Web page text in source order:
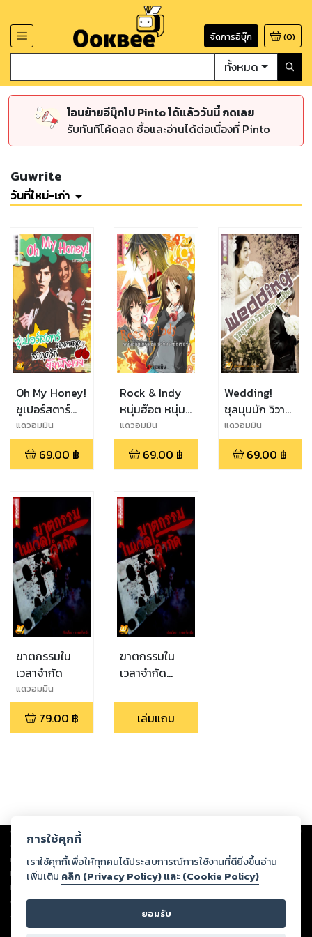
จัดการอีบุ๊ก (0)
ทั้งหมด
โอนย้ายอีบุ๊กไป Pinto ได้แล้ววันนี้ กดเลย
รับทันทีโค้ดลด ซื้อและอ่านได้ต่อเนื่องที่ Pinto
Guwrite
วันที่ใหม่-เก่า
Oh My Honey!
ซูเปอร์สตาร์
มาดหลุด สะดุ
ดรักยัยนักมวย
แดวอมมิน
69.00 ฿
Rock & Indy
หนุ่มฮ๊อต หนุ่ม
ฮิต สะกิดรักยัย
เซ่อซ่า
แดวอมมิน
69.00 ฿
Wedding!
ชุลมุนนัก วิวาห์
รักจำเป็น
แดวอมมิน
69.00 ฿
ฆาตกรรมใน
เวลาจำกัด
แดวอมมิน
79.00 ฿
ฆาตกรรมใน
เวลาจำกัด
เล่มแถม
Copyright © 2026
ต่อผลงานหรือเนื้อหาใดที่อัปโหลดผ่านเว็บไซต์และปรากฏว่าละเมิดสิทธิใน
ทรัพย์สินทางปัญญาของบุคคลอื่นหรือขัดต่อกฎหมายและศีลธรรม ดังนั้น ผู้อ่าน
ทุกท่านโปรดใช้วิจารณญาณในการกลั่นกรองด้วยตนเอง และหากท่านพบว่าส่วน
หนึ่งส่วนใดขัดต่อกฎหมายและศีลธรรม กรุณาแจ้งมายังบริษัท เพื่อทีมงานจะได้
ดำเนินการในทันที ทั้งนี้ ทางสตอรี่ล็อกขอสงวนลิขสิทธิ์ตามพระราชบัญญัติ
ลิขสิทธิ์ พ.ศ. 2537 (ฉบับล่าสุด)
การใช้คุกกี้
เราใช้คุกกี้เพื่อให้ทุกคนได้ประสบการณ์การใช้งานที่ดียิ่งขึ้นอ่าน
เพิ่มเติม คลิก (Privacy Policy) และ (Cookie Policy)
ยอมรับ